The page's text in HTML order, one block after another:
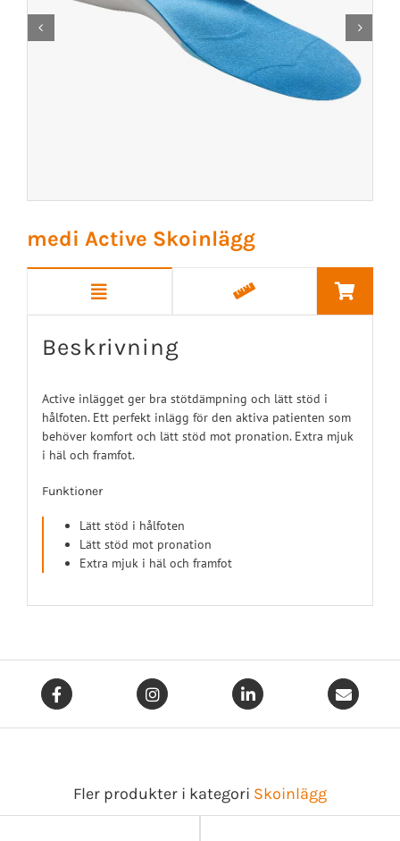
 
medi Active Skoinlägg
Beskrivning
Active inlägget ger bra stötdämpning och lätt stöd i
hålfoten. Ett perfekt inlägg för den aktiva patienten som
behöver komfort och lätt stöd mot pronation. Extra mjuk
i häl och framfot.
Funktioner
Lätt stöd i hålfoten
Lätt stöd mot pronation
Extra mjuk i häl och framfot
Fler produkter i kategori Skoinlägg